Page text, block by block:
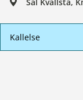
Kallelse